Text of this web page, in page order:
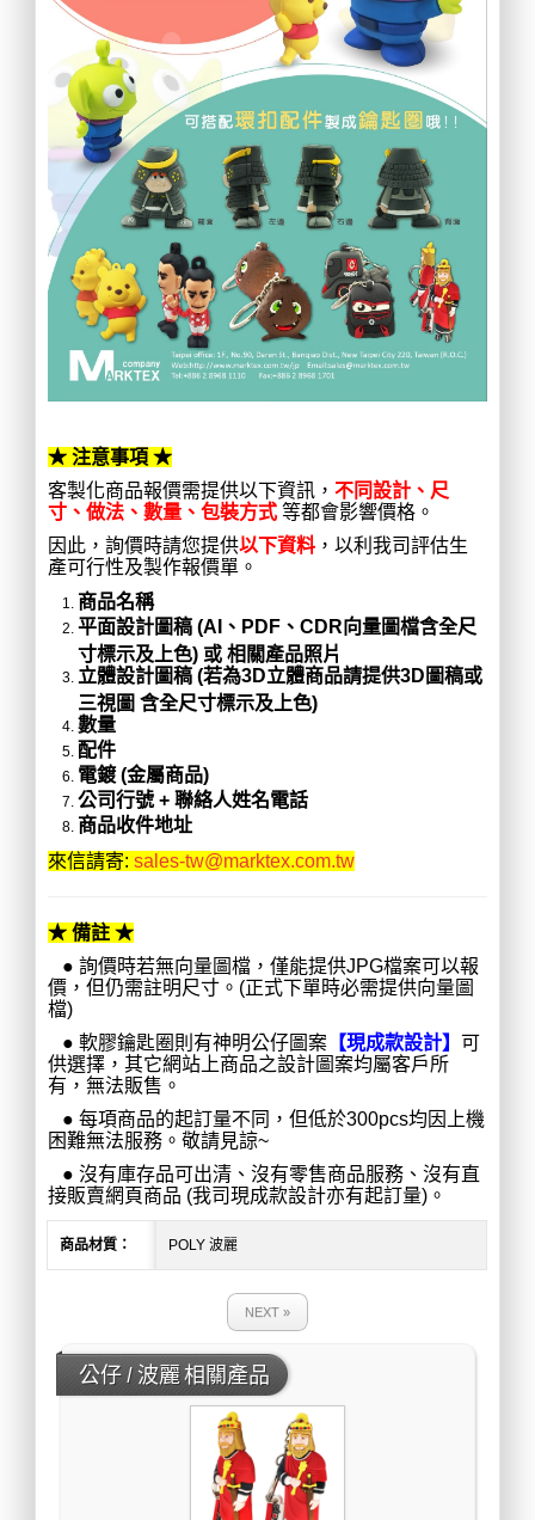
★ 注意事項 ★
客製化商品報價需提供以下資訊，不同設計、尺
寸、做法、數量、包裝方式 等都會影響價格。
因此，詢價時請您提供以下資料 ，以利我司評估生
產可行性及製作報價單。
商品名稱
平面設計圖稿 (AI、PDF、CDR向量圖檔含全尺
寸標示及上色) 或 相關產品照片
立體設計圖稿 (若為3D立體商品請提供3D圖稿或
三視圖 含全尺寸標示及上色)
數量
配件
電鍍 (金屬商品)
公司行號 + 聯絡人姓名電話
商品收件地址
來信請寄:sales-tw@marktex.com.tw
★ 備註 ★
● 詢價時若無向量圖檔，僅能提供JPG檔案可以報
價，但仍需註明尺寸。(正式下單時必需提供向量圖
檔)
●軟膠鑰匙圈則有神明公仔圖案 【現成款設計】可
供選擇，其它網站上商品之設計圖案均屬客戶所
有，無法販售。
●每項商品的起訂量不同，但低於300pcs均因上機
困難無法服務。敬請見諒~
●沒有庫存品可出清、沒有零售商品服務、沒有直
接販賣網頁商品 (我司現成款設計亦有起訂量)。
商品材質： POLY 波麗
NEXT »
公仔 / 波麗 相關產品